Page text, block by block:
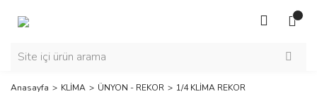
Anasayfa KLİMA ÜNYON - REKOR 1/4 KLİMA REKOR